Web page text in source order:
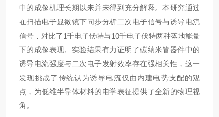
中的成像机理长期以来并未得到充分解释。本研究通过
在扫描电子显微镜下同步分析二次电子信号与诱导电流
信号，对比了1千电子伏特与10千电子伏特两种落地能量
下的成像表现。实验结果有力证明了碳纳米管器件中的
诱导电流强度与二次电子发射效率存在强相关性，这一
发现挑战了传统认为诱导电流仅由内建电势支配的观
点，为低维半导体材料的电学表征提供了全新的物理视
角。